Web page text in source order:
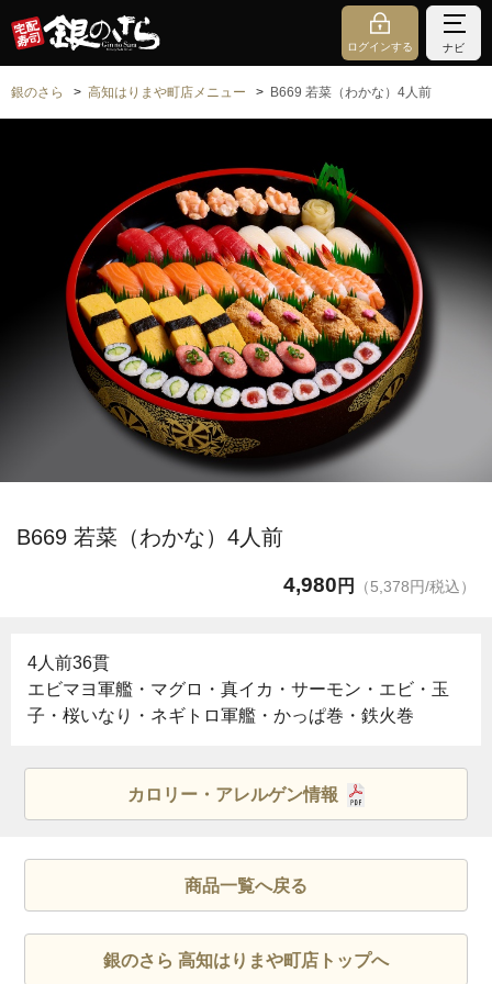
ログインする ナビ
銀のさら 高知はりまや町店メニュー B669 若菜（わかな）4人前
B669 若菜（わかな）4人前
4,980 円 （5,378円/税込）
4人前36貫
エビマヨ軍艦・マグロ・真イカ・サーモン・エビ・玉
子・桜いなり・ネギトロ軍艦・かっぱ巻・鉄火巻
カロリー・アレルゲン情報
商品一覧へ戻る
銀のさら 高知はりまや町店トップへ